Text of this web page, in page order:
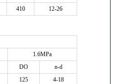
410 12-26
1.6MPa
DO
n-d
125
4-18